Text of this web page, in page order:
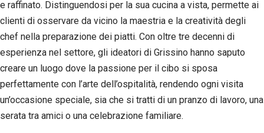
e raffinato. Distinguendosi per la sua cucina a vista, permette ai
clienti di osservare da vicino la maestria e la creatività degli
chef nella preparazione dei piatti. Con oltre tre decenni di
esperienza nel settore, gli ideatori di Grissino hanno saputo
creare un luogo dove la passione per il cibo si sposa
perfettamente con l’arte dell’ospitalità, rendendo ogni visita
un’occasione speciale, sia che si tratti di un pranzo di lavoro, una
serata tra amici o una celebrazione familiare.